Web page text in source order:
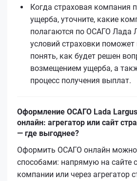
Когда страховая компания
ущерба, уточните, какие
полагаются по ОСАГО Лада
условий страховки
понять, как будет решен
возмещением ущерба, а
процесс получения выплат.
Оформление ОСАГО Lada
онлайн: агрегатор или сайт
— где выгоднее?
Оформить ОСАГО онлайн
способами: напрямую на сайте
компании или через агрегатор